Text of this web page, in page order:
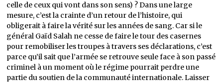
celle de ceux qui vont dans son sens) ? Dans une large
mesure, c’est la crainte d’un retour de l’histoire, qui
obligerait à faire la vérité sur les années de sang. Car si le
général Gaïd Salah ne cesse de faire le tour des casernes
pour remobiliser les troupes à travers ses déclarations, c’est
parce qu’il sait que l’armée se retrouve seule face à son passé
criminel à un moment où le régime pourrait perdre une
partie du soutien de la communauté internationale. Laisser